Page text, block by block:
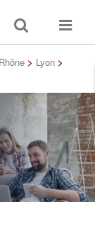
Toggle
search
Toggle
Rhône > Lyon >